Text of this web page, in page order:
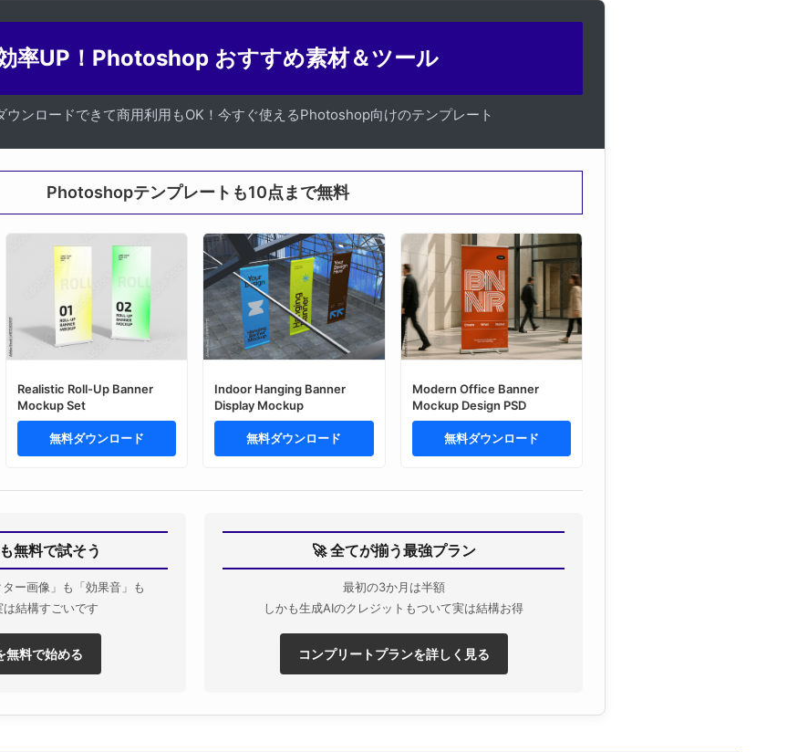
率UP！Photoshop おすすめ素材＆ツール
ウンロードできて商用利用もOK！今すぐ使えるPhotoshop向けのテンプレート
Photoshopテンプレートも10点まで無料
Realistic Roll-Up Banner
Mockup Set
無料ダウンロード
Indoor Hanging Banner
Display Mockup
無料ダウンロード
Modern Office Banner
Mockup Design PSD
無料ダウンロード
無料で試そう
ー画像」も「効果音」も
結構すごいです
料で始める
🚀 全てが揃う最強プラン
最初の3か月は半額
しかも生成AIのクレジットもついて実は結構お得
コンプリートプランを詳しく見る